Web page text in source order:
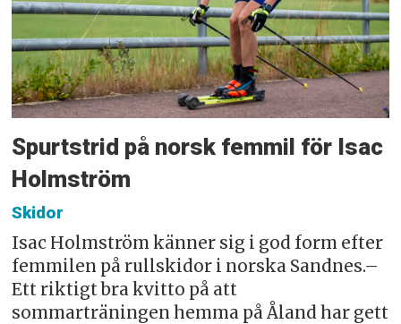
Spurtstrid på norsk femmil för Isac
Holmström
Skidor
Isac Holmström känner sig i god form efter
femmilen på rullskidor i norska Sandnes.–
Ett riktigt bra kvitto på att
sommarträningen hemma på Åland har gett